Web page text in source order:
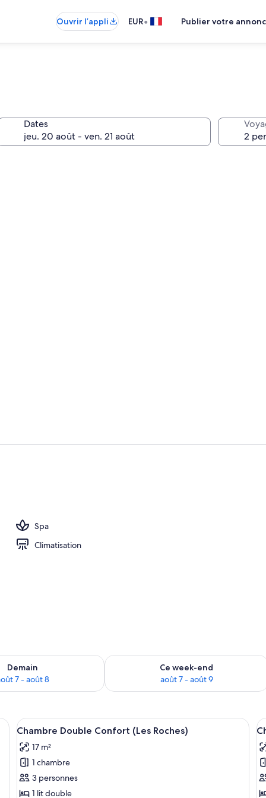
Ouvrir l’appli EUR• Publier votre
Dates
Spa
Climatisation
Demain
7 - août 8
pour demain août 7 - août 8
Ce week-end
août 7 - août 9
Vérifier la disponibilité pour ce week-
lit, une armoire, un radiateur et une fenêtre avec des rideaux.
Afficher
toutes
les
photos
pour
ce
Une chambre à coucher
4
Chambre Double Confort (Les Roches)
17 m²
1 chambre
3 personnes
1 lit double